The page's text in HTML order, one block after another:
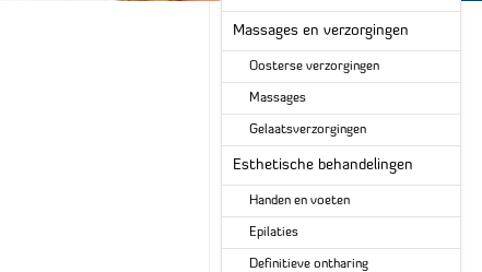
Massages en verzorgingen
Oosterse verzorgingen
Massages
Gelaatsverzorgingen
Esthetische behandelingen
Handen en voeten
Epilaties
Definitieve ontharing